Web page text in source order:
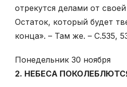
отрекутся делами от
Остаток, который будет
конца». – Там же. – С.535,
Понедельник 30 ноября
2. НЕБЕСА